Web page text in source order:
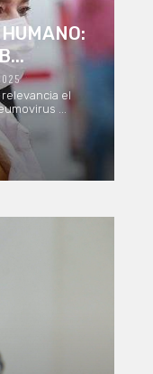
el
...